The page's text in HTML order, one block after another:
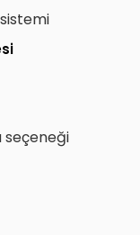
seçeneği